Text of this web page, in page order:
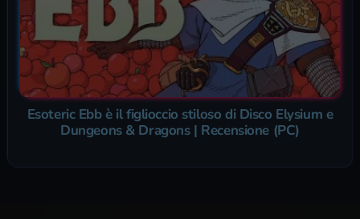
Esoteric Ebb è il figlioccio stiloso di Disco Elysium e
Dungeons & Dragons | Recensione (PC)